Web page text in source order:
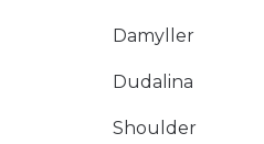
Damyller
Dudalina
Shoulder